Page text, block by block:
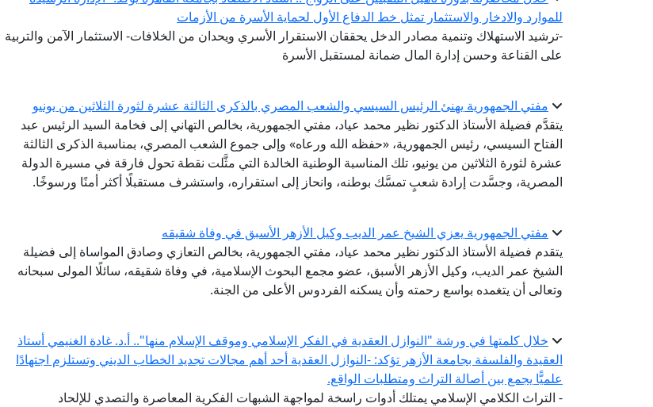
للموارد والادخار والاستثمار تمثل خط الدفاع الأول لحماية الأسرة من الأزمات
-ترشيد الاستهلاك وتنمية مصادر الدخل يحققان الاستقرار الأسري ويحدان من الخلافات- الاستثمار الآمن والتربية
على القناعة وحسن إدارة المال ضمانة لمستقبل الأسرة
مفتي الجمهورية يهنئ الرئيس السيسي والشعب المصري بالذكرى الثالثة عشرة لثورة الثلاثين من يونيو
يتقدَّم فضيلة الأستاذ الدكتور نظير محمد عياد، مفتي الجمهورية، بخالص التهاني إلى فخامة السيد الرئيس عبد
الفتاح السيسي، رئيس الجمهورية، «حفظه الله ورعاه» وإلى جموع الشعب المصري، بمناسبة الذكرى الثالثة
عشرة لثورة الثلاثين من يونيو، تلك المناسبة الوطنية الخالدة التي مثَّلت نقطة تحول فارقة في مسيرة الدولة
المصرية، وجسَّدت إرادة شعبٍ تمسَّك بوطنه، وانحاز إلى استقراره، واستشرف مستقبلًا أكثر أمنًا ورسوخًا.
مفتي الجمهورية يعزي الشيخ عمر الديب وكيل الأزهر الأسبق في وفاة شقيقه
يتقدم فضيلة الأستاذ الدكتور نظير محمد عياد، مفتي الجمهورية، بخالص التعازي وصادق المواساة إلى فضيلة
الشيخ عمر الديب، وكيل الأزهر الأسبق، عضو مجمع البحوث الإسلامية، في وفاة شقيقه، سائلًا المولى سبحانه
وتعالى أن يتغمده بواسع رحمته وأن يسكنه الفردوس الأعلى من الجنة.
خلال كلمتها في ورشة "النوازل العقدية في الفكر الإسلامي وموقف الإسلام منها".. أ.د. غادة الغنيمي أستاذ
العقيدة والفلسفة بجامعة الأزهر تؤكد: -النوازل العقدية أحد أهم مجالات تجديد الخطاب الديني وتستلزم اجتهادًا
علميًّا يجمع بين أصالة التراث ومتطلبات الواقع.
- التراث الكلامي الإسلامي يمتلك أدوات راسخة لمواجهة الشبهات الفكرية المعاصرة والتصدي للإلحاد